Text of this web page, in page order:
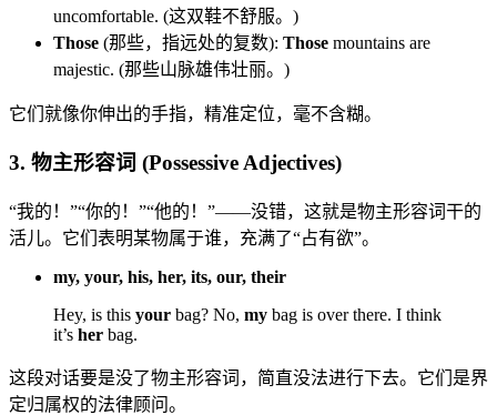
uncomfortable. (这双鞋不舒服。)
Those (那些，指远处的复数): Those mountains are
majestic. (那些山脉雄伟壮丽。)
它们就像你伸出的手指，精准定位，毫不含糊。
3. 物主形容词 (Possessive Adjectives)
“我的！”“你的！”“他的！”——没错，这就是物主形容词干的
活儿。它们表明某物属于谁，充满了“占有欲”。
my, your, his, her, its, our, their
Hey, is this your bag? No, my bag is over there. I think
it’s her bag.
这段对话要是没了物主形容词，简直没法进行下去。它们是界
定归属权的法律顾问。